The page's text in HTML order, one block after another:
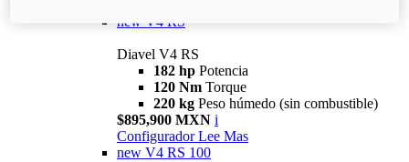
new V4 RS
Diavel V4 RS
182 hp Potencia
120 Nm Torque
220 kg Peso húmedo (sin combustible)
$895,900 MXN i
Configurador Lee Mas
new V4 RS 100